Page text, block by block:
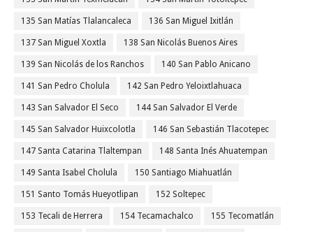
135 San Matías Tlalancaleca 136 San Miguel Ixitlán
137 San Miguel Xoxtla 138 San Nicolás Buenos Aires
139 San Nicolás de los Ranchos 140 San Pablo Anicano
141 San Pedro Cholula 142 San Pedro Yeloixtlahuaca
143 San Salvador El Seco 144 San Salvador El Verde
145 San Salvador Huixcolotla 146 San Sebastián Tlacotepec
147 Santa Catarina Tlaltempan 148 Santa Inés Ahuatempan
149 Santa Isabel Cholula 150 Santiago Miahuatlán
151 Santo Tomás Hueyotlipan 152 Soltepec
153 Tecali de Herrera 154 Tecamachalco 155 Tecomatlán